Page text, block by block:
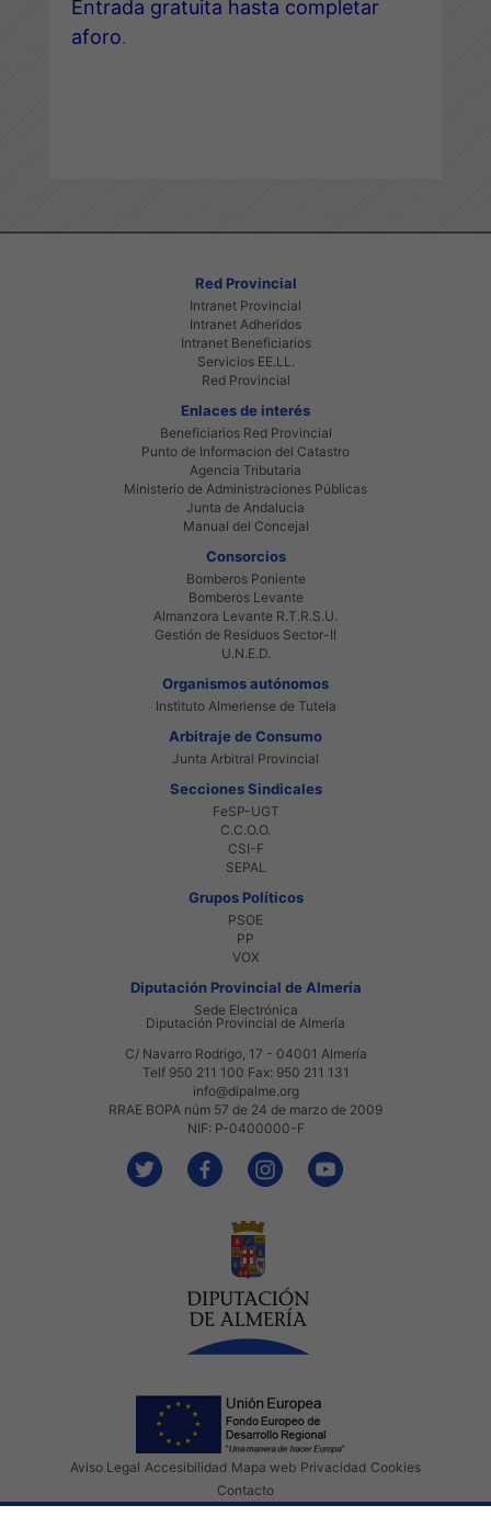
Entrada gratuita hasta completar
aforo.
Red Provincial
Intranet Provincial
Intranet Adheridos
Intranet Beneficiarios
Servicios EE.LL.
Red Provincial
Enlaces de interés
Beneficiarios Red Provincial
Punto de Informacion del Catastro
Agencia Tributaria
Ministerio de Administraciones Públicas
Junta de Andalucia
Manual del Concejal
Consorcios
Bomberos Poniente
Bomberos Levante
Almanzora Levante R.T.R.S.U.
Gestión de Residuos Sector-II
U.N.E.D.
Organismos autónomos
Instituto Almeriense de Tutela
Arbitraje de Consumo
Junta Arbitral Provincial
Secciones Sindicales
FeSP-UGT
C.C.O.O.
CSI-F
SEPAL
Grupos Políticos
PSOE
PP
VOX
Diputación Provincial de Almería
Sede Electrónica
Diputación Provincial de Almería
C/ Navarro Rodrigo, 17 - 04001 Almería
Telf 950 211 100 Fax: 950 211 131
info@dipalme.org
RRAE BOPA núm 57 de 24 de marzo de 2009
NIF: P-0400000-F
Aviso Legal Accesibilidad Mapa web Privacidad Cookies
Contacto